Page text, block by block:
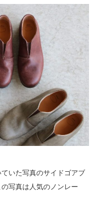
いた写真のサイドゴアブ
写真は人気のノンレー